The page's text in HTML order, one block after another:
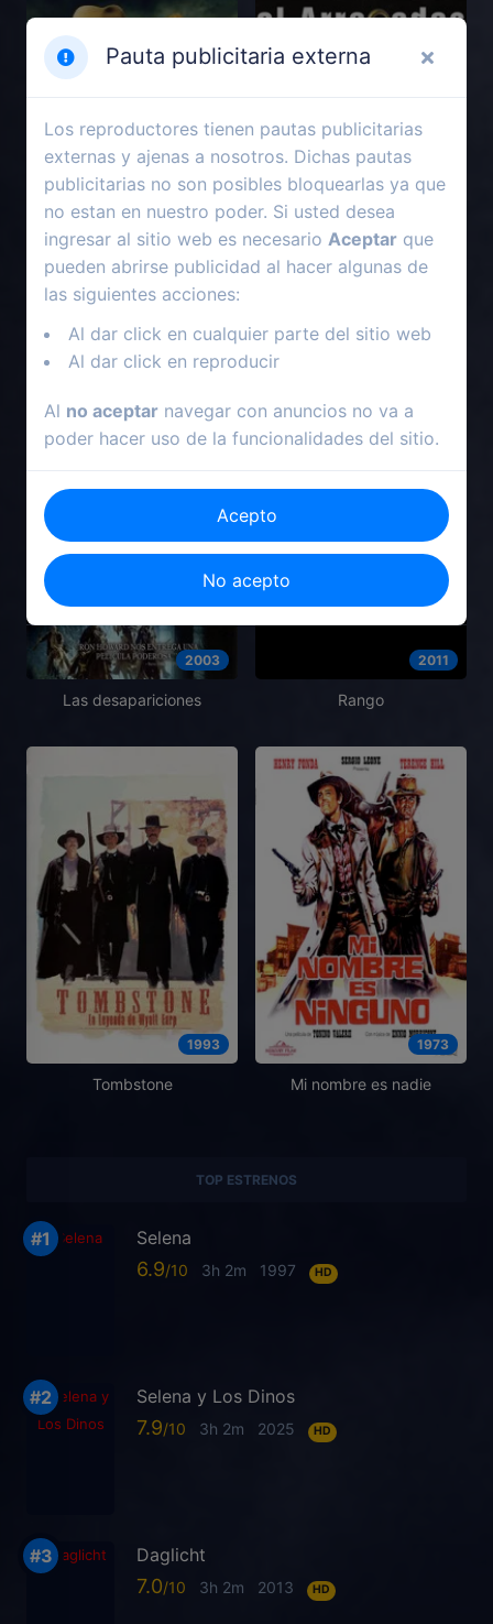
2018 1978
2003
Las desapariciones
2011
Rango
1993
Tombstone
1973
Mi nombre es nadie
TOP ESTRENOS
Selena
6.9 3h 2m 1997 HD
Selena y Los Dinos
7.9 3h 2m 2025 HD
Daglicht
7.0 3h 2m 2013 HD
Pauta publicitaria externa
Los reproductores tienen pautas publicitarias
externas y ajenas a nosotros. Dichas pautas
publicitarias no son posibles bloquearlas ya que
no estan en nuestro poder. Si usted desea
ingresar al sitio web es necesario Aceptar que
pueden abrirse publicidad al hacer algunas de
las siguientes acciones:
Al dar click en cualquier parte del sitio web
Al dar click en reproducir
Al no aceptar navegar con anuncios no va a
poder hacer uso de la funcionalidades del sitio.
Acepto
No acepto